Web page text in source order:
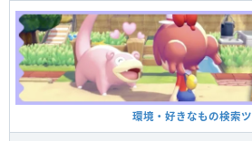
環境・好きなもの検索